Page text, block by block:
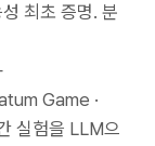
최초 증명. 분
Game ·
실험을 LLM으